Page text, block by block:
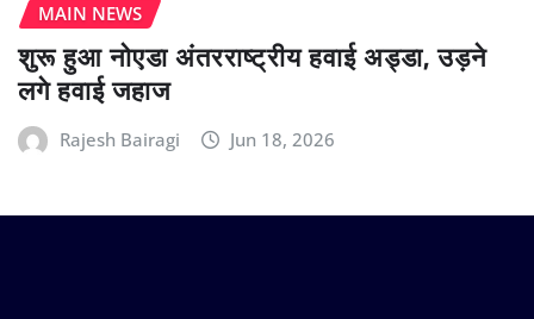
MAIN NEWS
शुरू हुआ नोएडा अंतरराष्ट्रीय हवाई अड्डा, उड़ने
लगे हवाई जहाज
Rajesh Bairagi Jun 18, 2026